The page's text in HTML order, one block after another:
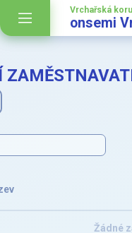
Vrchařská
onsemi
Žádné